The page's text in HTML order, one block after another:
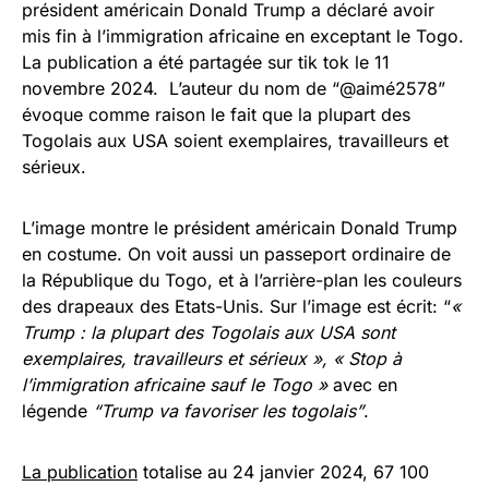
président américain Donald Trump a déclaré avoir
mis fin à l’immigration africaine en exceptant le Togo.
La publication a été partagée sur tik tok le 11
novembre 2024. L’auteur du nom de “@aimé2578”
évoque comme raison le fait que la plupart des
Togolais aux USA soient exemplaires, travailleurs et
sérieux.
L’image montre le président américain Donald Trump
en costume. On voit aussi un passeport ordinaire de
la République du Togo, et à l’arrière-plan les couleurs
des drapeaux des Etats-Unis. Sur l’image est écrit: “«
Trump : la plupart des Togolais aux USA sont
exemplaires, travailleurs et sérieux », « Stop à
l’immigration africaine sauf le Togo »avec en
légende “Trump va favoriser les togolais”.
La publication totalise au 24 janvier 2024, 67 100